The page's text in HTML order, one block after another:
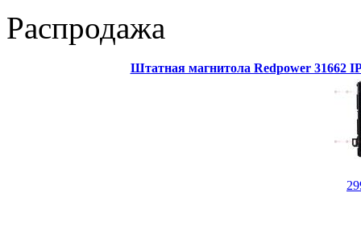
Распродажа
Штатная магнитола Redpower 31662